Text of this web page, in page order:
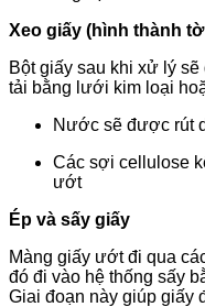
Xeo giấy (hình thành
Bột giấy sau khi xử lý
tải bằng lưới kim loại
Nước sẽ được rút
Các sợi cellulose
ướt
Ép và sấy giấy
Màng giấy ướt đi qua
đó đi vào hệ thống sấy
Giai đoạn này giúp giấy